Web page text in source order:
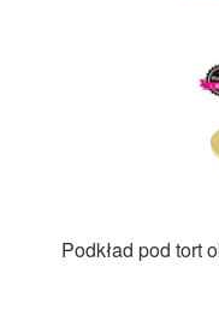
Podkład pod tort